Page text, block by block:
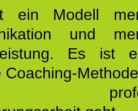
ein Modell
und
Es ist
Coaching-